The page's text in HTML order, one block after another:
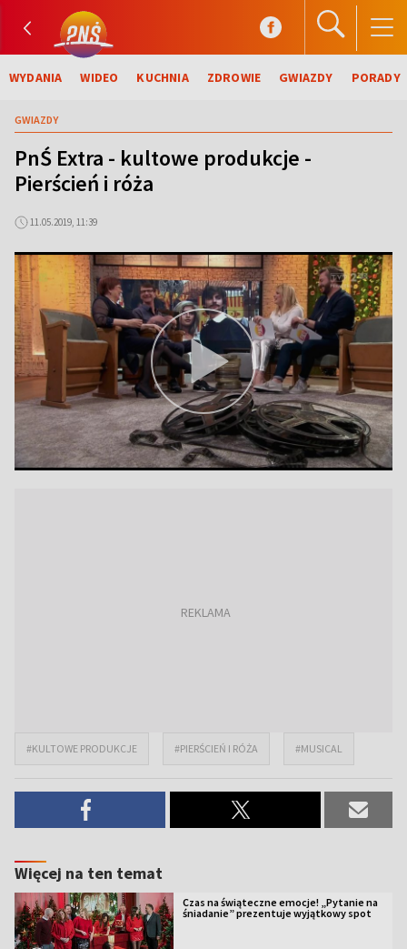
WYDANIA WIDEO KUCHNIA ZDROWIE GWIAZDY PORADY
GWIAZDY
PnŚ Extra - kultowe produkcje -
Pierścień i róża
11.05.2019, 11:39
#KULTOWE PRODUKCJE #PIERŚCIEŃ I RÓŻA #MUSICAL
Więcej na ten temat
Czas na świąteczne emocje! „Pytanie na
śniadanie” prezentuje wyjątkowy spot